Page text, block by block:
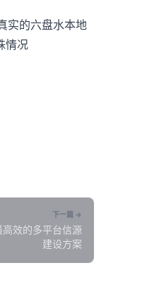
实的六盘水本地
情况
下一篇 →
效的多平台信源
建设方案